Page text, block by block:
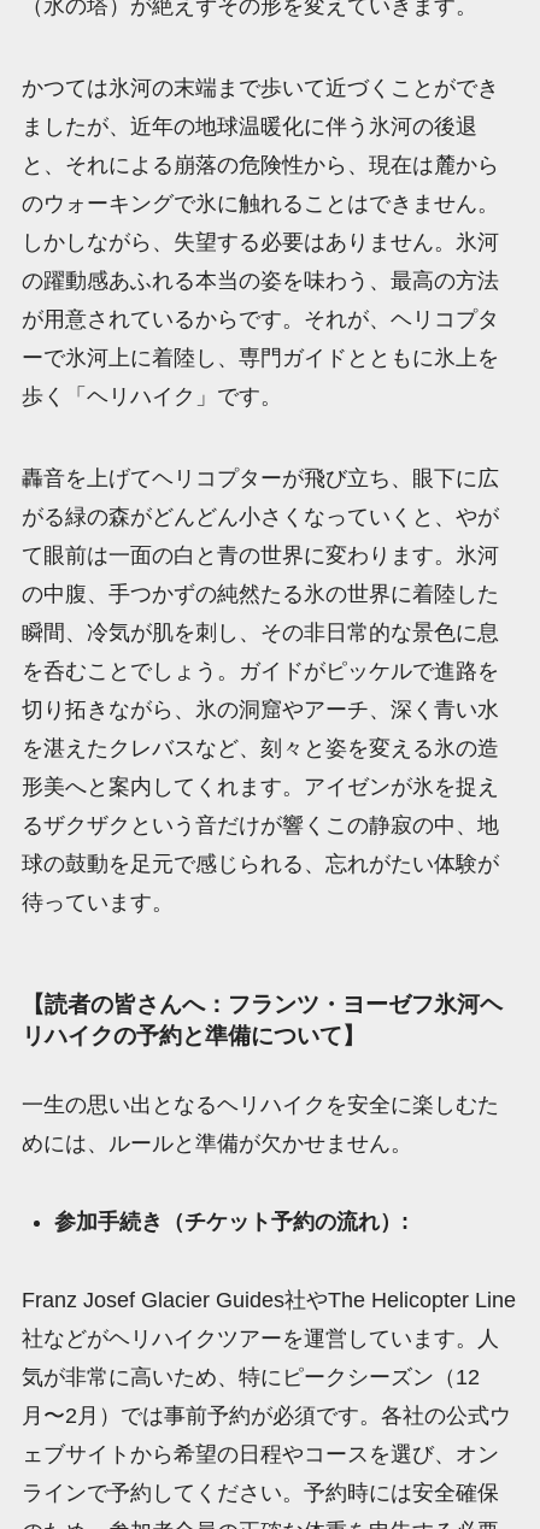
（氷の塔）が絶えずその形を変えていきます。
かつては氷河の末端まで歩いて近づくことができ
ましたが、近年の地球温暖化に伴う氷河の後退
と、それによる崩落の危険性から、現在は麓から
のウォーキングで氷に触れることはできません。
しかしながら、失望する必要はありません。氷河
の躍動感あふれる本当の姿を味わう、最高の方法
が用意されているからです。それが、ヘリコプタ
ーで氷河上に着陸し、専門ガイドとともに氷上を
歩く「ヘリハイク」です。
轟音を上げてヘリコプターが飛び立ち、眼下に広
がる緑の森がどんどん小さくなっていくと、やが
て眼前は一面の白と青の世界に変わります。氷河
の中腹、手つかずの純然たる氷の世界に着陸した
瞬間、冷気が肌を刺し、その非日常的な景色に息
を呑むことでしょう。ガイドがピッケルで進路を
切り拓きながら、氷の洞窟やアーチ、深く青い水
を湛えたクレバスなど、刻々と姿を変える氷の造
形美へと案内してくれます。アイゼンが氷を捉え
るザクザクという音だけが響くこの静寂の中、地
球の鼓動を足元で感じられる、忘れがたい体験が
待っています。
【読者の皆さんへ：フランツ・ヨーゼフ氷河ヘ
リハイクの予約と準備について】
一生の思い出となるヘリハイクを安全に楽しむた
めには、ルールと準備が欠かせません。
参加手続き（チケット予約の流れ）:
Franz Josef Glacier Guides社やThe Helicopter Line
社などがヘリハイクツアーを運営しています。人
気が非常に高いため、特にピークシーズン（12
月〜2月）では事前予約が必須です。各社の公式ウ
ェブサイトから希望の日程やコースを選び、オン
ラインで予約してください。予約時には安全確保